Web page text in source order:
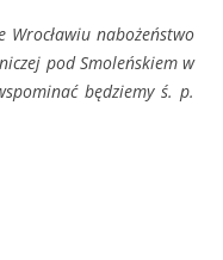
nabożeństwo
pod Smoleńskiem w
będziemy ś. p.